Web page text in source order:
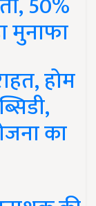
मुनाफा
होम
का